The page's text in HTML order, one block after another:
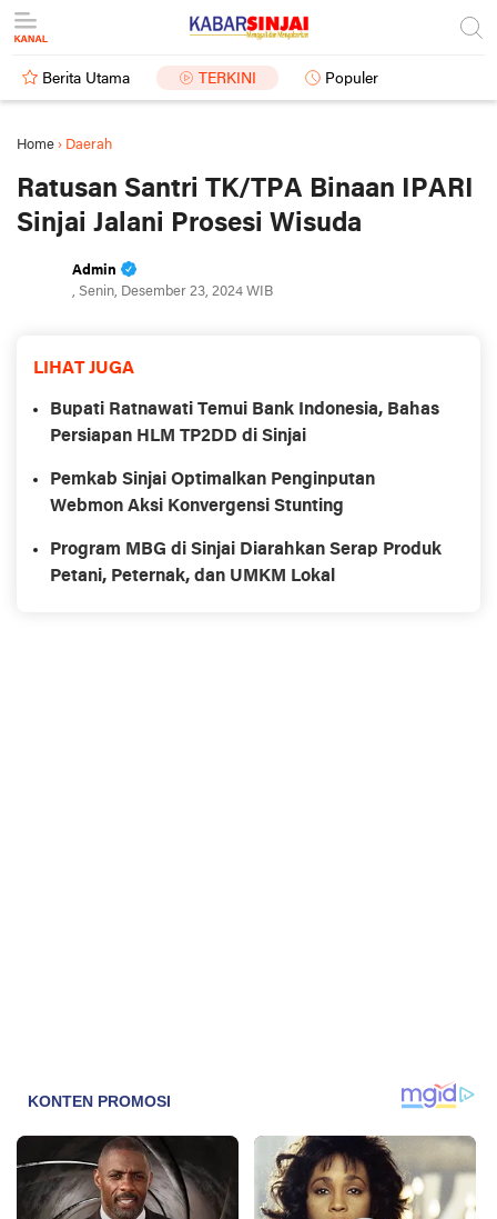
Berita Utama TERKINI Populer
Home › Daerah
Ratusan Santri TK/TPA Binaan IPARI
Sinjai Jalani Prosesi Wisuda
Admin
, Senin, Desember 23, 2024 WIB
LIHAT JUGA
Bupati Ratnawati Temui Bank Indonesia, Bahas
Persiapan HLM TP2DD di Sinjai
Pemkab Sinjai Optimalkan Penginputan
Webmon Aksi Konvergensi Stunting
Program MBG di Sinjai Diarahkan Serap Produk
Petani, Peternak, dan UMKM Lokal